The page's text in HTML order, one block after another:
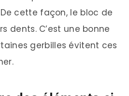
cette façon, le bloc de
dents. C’est une bonne
gerbilles évitent ces